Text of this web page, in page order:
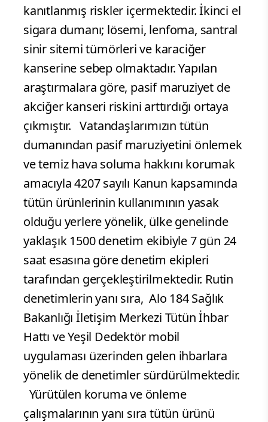
kanıtlanmış riskler içermektedir. İkinci el
sigara dumanı; lösemi, lenfoma, santral
sinir sitemi tümörleri ve karaciğer
kanserine sebep olmaktadır. Yapılan
araştırmalara göre, pasif maruziyet de
akciğer kanseri riskini arttırdığı ortaya
çıkmıştır. Vatandaşlarımızın tütün
dumanından pasif maruziyetini önlemek
ve temiz hava soluma hakkını korumak
amacıyla 4207 sayılı Kanun kapsamında
tütün ürünlerinin kullanımının yasak
olduğu yerlere yönelik, ülke genelinde
yaklaşık 1500 denetim ekibiyle 7 gün 24
saat esasına göre denetim ekipleri
tarafından gerçekleştirilmektedir. Rutin
denetimlerin yanı sıra, Alo 184 Sağlık
Bakanlığı İletişim Merkezi Tütün İhbar
Hattı ve Yeşil Dedektör mobil
uygulaması üzerinden gelen ihbarlara
yönelik de denetimler sürdürülmektedir.
Yürütülen koruma ve önleme
çalışmalarının yanı sıra tütün ürünü